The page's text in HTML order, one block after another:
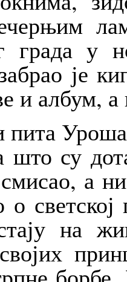
града у
је
и албум,
пита
што су
а
светској
на